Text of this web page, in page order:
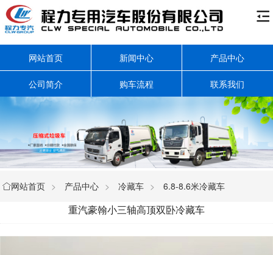

网站首页 新闻中心 产品中心
公司简介 购车流程 联系我们
网站首页 > 产品中心 > 冷藏车 > 6.8-8.6米冷藏车
重汽豪翰小三轴高顶双卧冷藏车